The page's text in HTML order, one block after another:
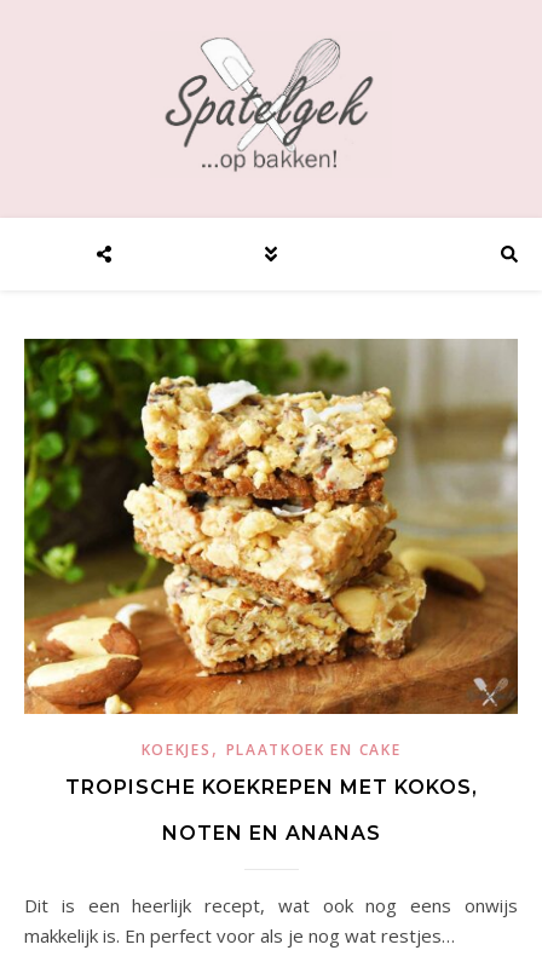
KOEKJES , PLAATKOEK EN CAKE
TROPISCHE KOEKREPEN MET KOKOS,
NOTEN EN ANANAS
Dit is een heerlijk recept, wat ook nog eens onwijs
makkelijk is. En perfect voor als je nog wat restjes…